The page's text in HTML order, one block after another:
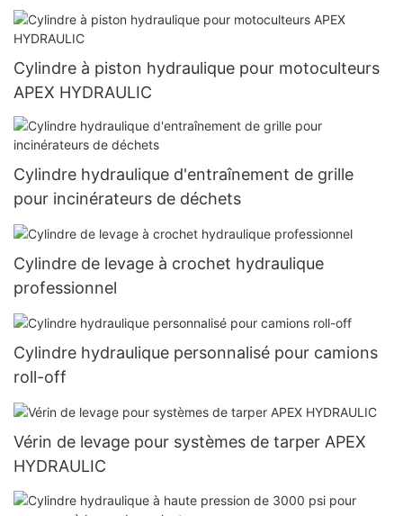
Cylindre à piston hydraulique pour motoculteurs
APEX HYDRAULIC
Cylindre hydraulique d'entraînement de grille
pour incinérateurs de déchets
Cylindre de levage à crochet hydraulique
professionnel
Cylindre hydraulique personnalisé pour camions
roll-off
Vérin de levage pour systèmes de tarper APEX
HYDRAULIC